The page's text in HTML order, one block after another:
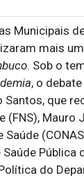
Municipais
mais
. Sob o
, o
Santos, que
(FNS), Mauro
Pública
do